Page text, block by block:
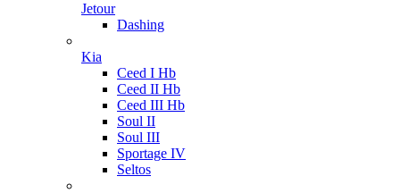
Jetour
Dashing
Kia
Ceed I Hb
Ceed II Hb
Ceed III Hb
Soul II
Soul III
Sportage IV
Seltos